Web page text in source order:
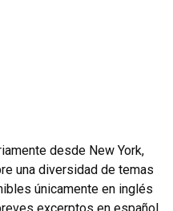
desde New York,
una diversidad de temas
únicamente en inglés